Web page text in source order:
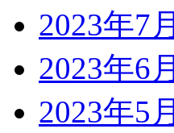
2023年7月
2023年6月
2023年5月